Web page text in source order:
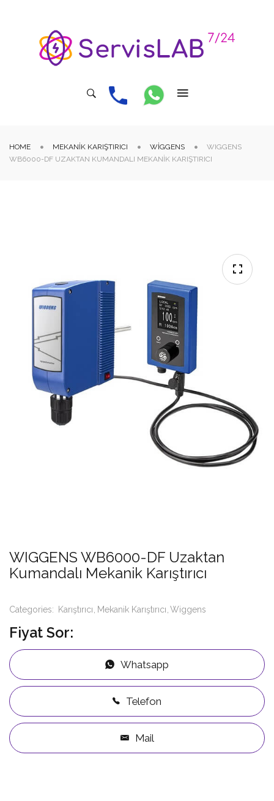
HOME MEKANIK KARIŞTIRICI WIGGENS
WIGGENS
WB6000-DF UZAKTAN KUMANDALI MEKANIK KARIŞTIRICI
WIGGENS WB6000-DF Uzaktan
Kumandalı Mekanik Karıştırıcı
Categories: Karıştırıcı Mekanik Karıştırıcı Wiggens
Fiyat Sor:
Whatsapp
Telefon
Mail